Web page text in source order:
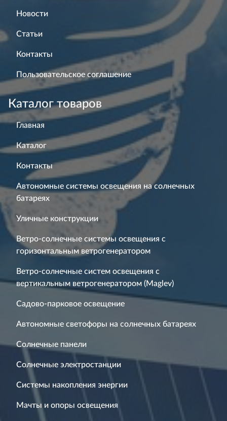
Новости
Статьи
Контакты
Пользовательское соглашение
Каталог товаров
Главная
Каталог
Контакты
Автономные системы освещения на солнечных
батареях
Уличные конструкции
Ветро-солнечные системы освещения с
горизонтальным ветрогенератором
Ветро-солнечные систем освещения с
вертикальным ветрогенератором (Maglev)
Садово-парковое освещение
Автономные светофоры на солнечных батареях
Солнечные панели
Солнечные электростанции
Системы накопления энергии
Мачты и опоры освещения